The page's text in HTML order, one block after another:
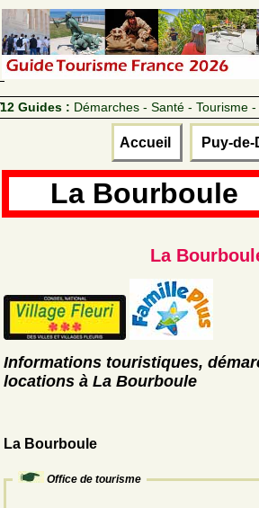
12 Guides : Démarches - Santé - Tourisme
Accueil Puy-de-
La Bourboule
La
Informations touristiques,
locations à La Bourboule
La Bourboule
Office de tourisme